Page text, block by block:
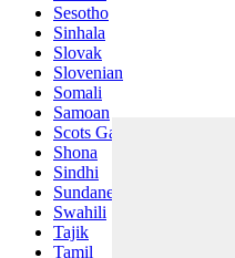
Sesotho
Sinhala
Slovak
Slovenian
Somali
Samoan
Scots Gaelic
Shona
Sindhi
Sundanese
Swahili
Tajik
Tamil